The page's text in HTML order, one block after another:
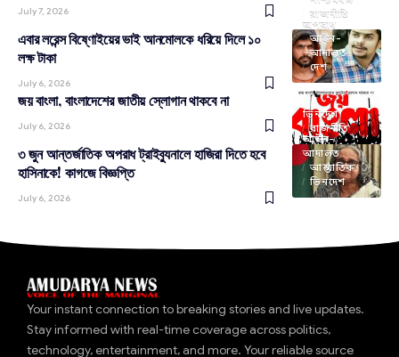
রাজনীতি
July 7, 2026
অপরাধ
আইন-
আদালত
দেশ
এবার লরেন্স বিষ্ণোইয়ের ভাই আনমোলকে ধরিয়ে দিলে ১০
লক্ষ টাকা
July 6, 2026
ভিনদেশ
রাজনীতি
জয় বাংলা, বাংলাদেশের জাতীয় স্লোগান থাকবে না
July 6, 2026
আইন-
আদালত
আন্তর্জাতিক
ভিনদেশ
৩ জুন আন্তর্জাতিক অপরাধ ট্রাইব্যুনালে হাজিরা দিতে হবে
হাসিনাকে! কাগজে বিজ্ঞপ্তি
July 6, 2026
Your instant connection to breaking stories and live updates.
Stay informed with real-time coverage across politics,
technology, entertainment, and more. Your reliable source